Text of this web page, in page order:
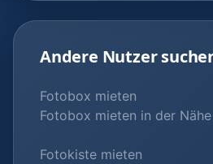
Andere Nutzer
Fotobox mieten
Fotobox mieten in der Nähe
Fotokiste mieten